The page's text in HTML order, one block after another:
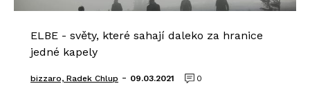
ELBE - světy, které sahají daleko za hranice
jedné kapely
bizzaro, Radek Chlup - 09.03.2021 0